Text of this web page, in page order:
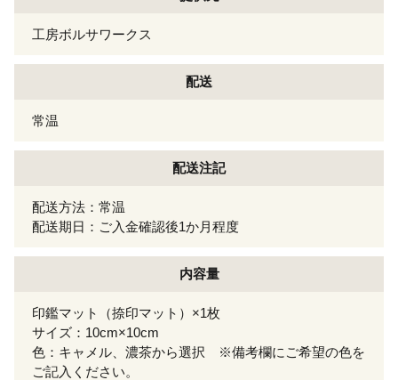
工房ボルサワークス
配送
常温
配送注記
配送方法：常温
配送期日：ご入金確認後1か月程度
内容量
印鑑マット（捺印マット）×1枚
サイズ：10cm×10cm
色：キャメル、濃茶から選択 ※備考欄にご希望の色を
ご記入ください。